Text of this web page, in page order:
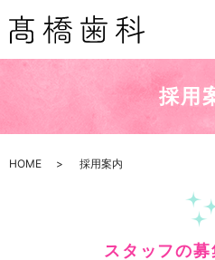
採用
HOME 採用案内
スタッフの